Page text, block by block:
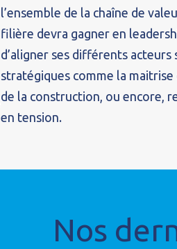
l’ensemble de la chaîne de
filière devra gagner en
d’aligner ses différents acteurs
stratégiques comme la
de la construction, ou encore,
en tension.
Nos